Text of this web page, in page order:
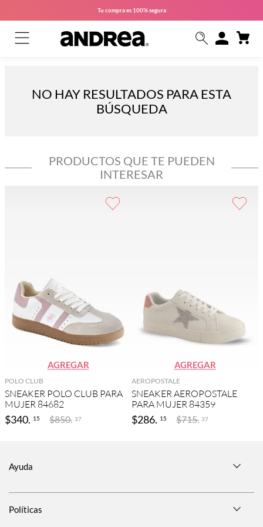
Tu compra es 100% segura
NO HAY RESULTADOS PARA ESTA
BÚSQUEDA
PRODUCTOS QUE TE PUEDEN
INTERESAR
AGREGAR
POLO CLUB
SNEAKER POLO CLUB PARA
MUJER 84682
$340. 15 $850. 37
AGREGAR
AEROPOSTALE
SNEAKER AEROPOSTALE
PARA MUJER 84359
$286. 15 $715. 37
Ayuda
Políticas